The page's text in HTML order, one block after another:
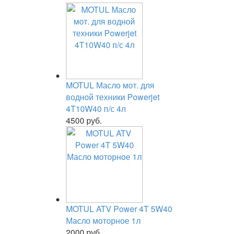
MOTUL Масло мот. для
водной техники Powerjet
4T10W40 п/с 4л
4500 руб.
MOTUL ATV Power 4T 5W40
Масло моторное 1л